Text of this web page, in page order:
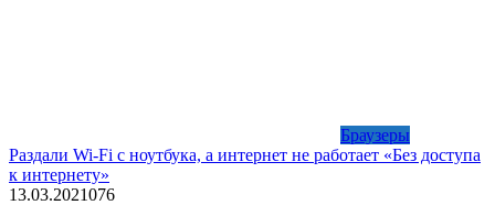
Браузеры
Раздали Wi-Fi с ноутбука, а интернет не работает «Без доступа
к интернету»
13.03.2021076